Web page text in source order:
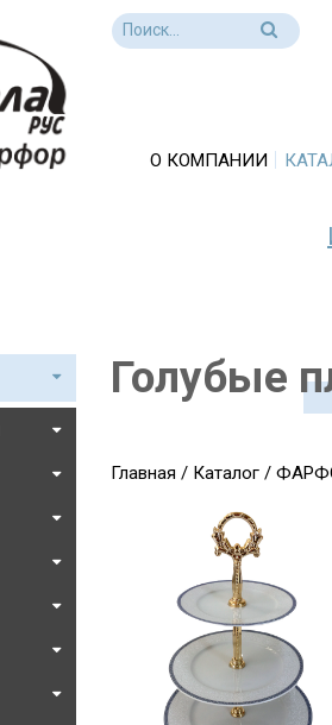
О КОМПАНИИ
Голубые
Главная / Каталог /